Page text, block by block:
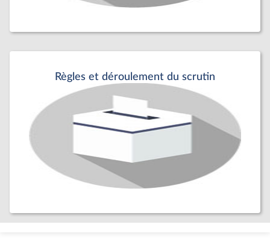
Règles et déroulement du scrutin